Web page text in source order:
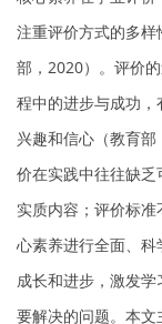
注重评价方式的多
部，2020）。评价
程中的进步与成功
兴趣和信心（教育
价在实践中往往缺
实质内容；评价标
心素养进行全面、
成长和进步，激发
要解决的问题。本